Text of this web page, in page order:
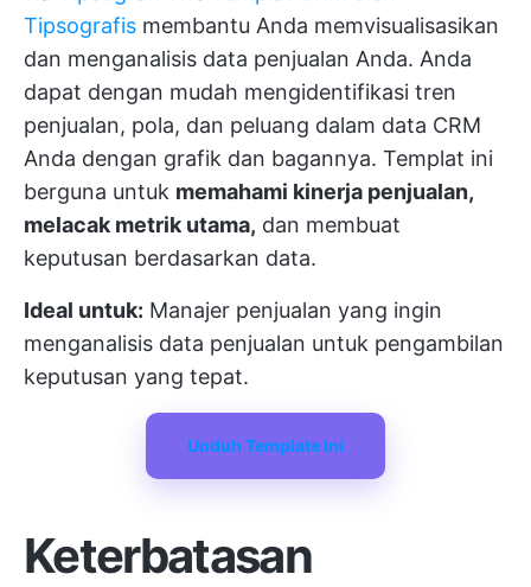
Tipsografis membantu Anda memvisualisasikan
dan menganalisis data penjualan Anda. Anda
dapat dengan mudah mengidentifikasi tren
penjualan, pola, dan peluang dalam data CRM
Anda dengan grafik dan bagannya. Templat ini
berguna untuk memahami kinerja penjualan,
melacak metrik utama, dan membuat
keputusan berdasarkan data.
Ideal untuk: Manajer penjualan yang ingin
menganalisis data penjualan untuk pengambilan
keputusan yang tepat.
Unduh Template Ini
Keterbatasan